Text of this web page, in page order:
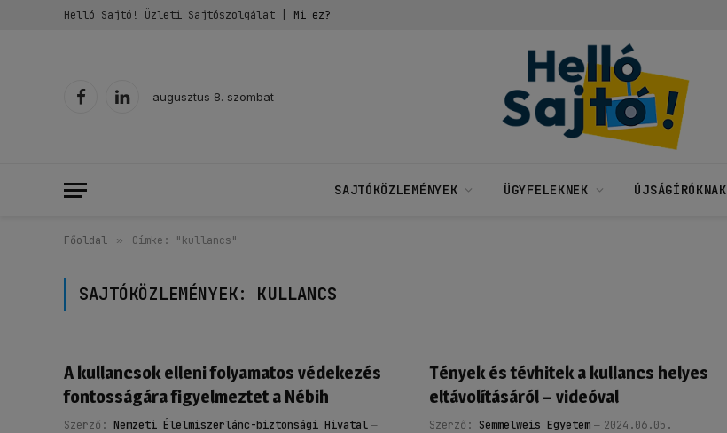
Helló Sajtó! Üzleti Sajtószolgálat | Mi ez?
FacebookLinkedIn
augusztus 8. szombat
SAJTÓKÖZLEMÉNYEK ÜGYFELEKNEK ÚJSÁGÍRÓKNAK
Főoldal » Címke: "kullancs"
SAJTÓKÖZLEMÉNYEK: KULLANCS
A kullancsok elleni folyamatos védekezés
fontosságára figyelmeztet a Nébih
Szerző: Nemzeti Élelmiszerlánc-biztonsági Hivatal
Tények és tévhitek a kullancs helyes
eltávolításáról – videóval
Szerző: Semmelweis Egyetem 2024.06.05.